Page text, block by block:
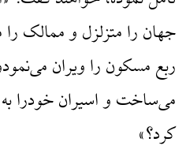
جهان را متزلزل و ممالک
ربع مسکون را ویران
می‌ساخت و اسیران خودرا
کرد؟»